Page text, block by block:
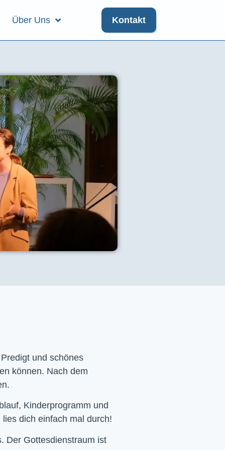
Über Uns Kontakt
und schönes
können. Nach dem
Kinderprogramm und
dich einfach mal durch!
Der Gottesdienstraum ist